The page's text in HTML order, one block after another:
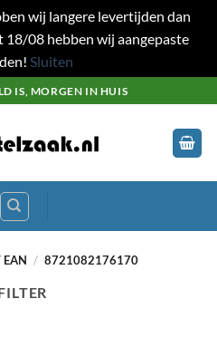
wij langere levertijden dan
18/08 hebben wij aangepaste
Sluiten
IS, MORGEN IN HUIS
EAN / 8721082176170